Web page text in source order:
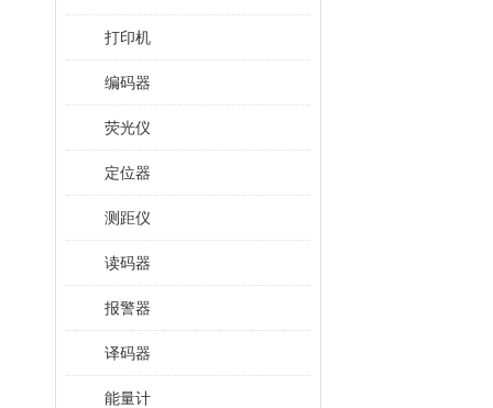
打印机
编码器
荧光仪
定位器
测距仪
读码器
报警器
译码器
能量计